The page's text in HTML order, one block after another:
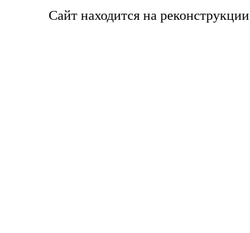
Сайт находится на реконструкции